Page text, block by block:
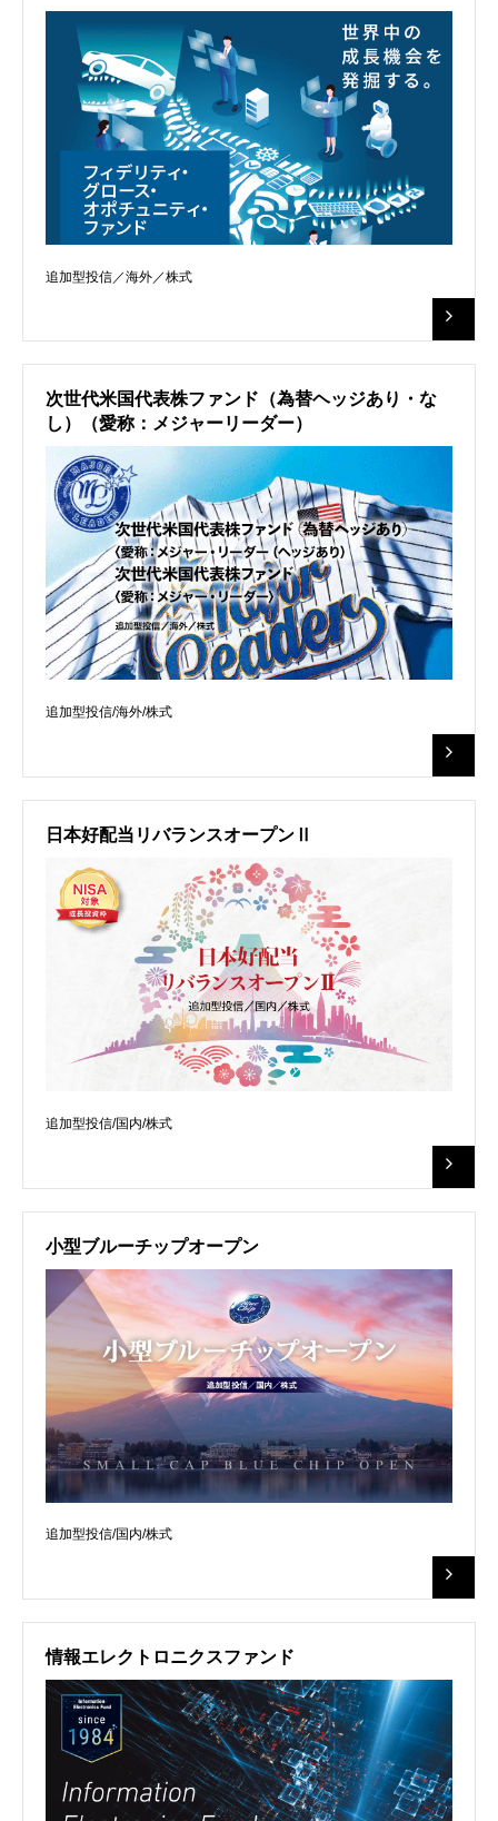
追加型投信／海外／株式
次世代米国代表株ファンド（為替ヘッジあり・な
し）（愛称：メジャーリーダー）
追加型投信/海外/株式
日本好配当リバランスオープンⅡ
追加型投信/国内/株式
小型ブルーチップオープン
追加型投信/国内/株式
情報エレクトロニクスファンド